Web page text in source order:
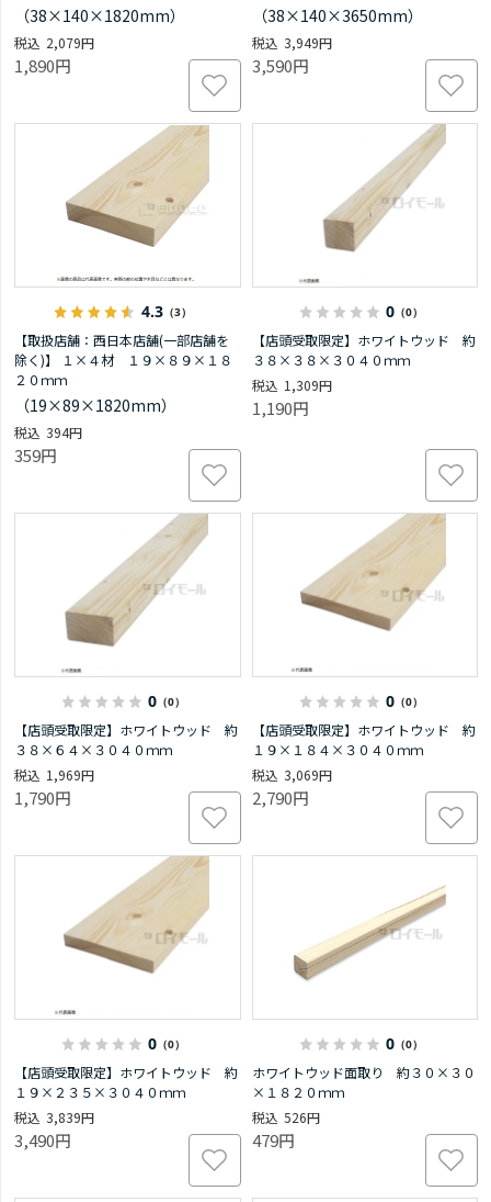
（38×140×1820mm）
2,079円
1,890円
（38×140×3650mm）
3,949円
3,590円
4.3（3）
【取扱店舗：西日本店舗(一部店舗を
除く)】 １×４材 １９×８９×１８
２０ｍｍ
（19×89×1820mm）
394円
359円
0（0）
【店頭受取限定】ホワイトウッド 約
３８×３８×３０４０ｍｍ
1,309円
1,190円
0 （0）
【店頭受取限定】ホワイトウッド 約
３８×６４×３０４０ｍｍ
1,969円
1,790円
0（0）
【店頭受取限定】ホワイトウッド 約
１９×１８４×３０４０ｍｍ
3,069円
2,790円
0 （0）
【店頭受取限定】ホワイトウッド 約
１９×２３５×３０４０ｍｍ
3,839円
3,490円
0（0）
ホワイトウッド面取り 約３０×３０
×１８２０ｍｍ
526円
479円